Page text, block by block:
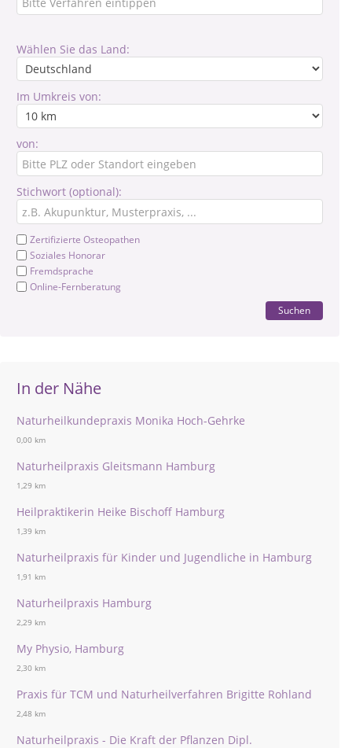
Wählen Sie das Land:
Im Umkreis von:
von:
Stichwort (optional):
Zertifizierte Osteopathen
Soziales Honorar
Fremdsprache
Online-Fernberatung
Suchen
In der Nähe
Naturheilkundepraxis Monika Hoch-Gehrke
0,00 km
Naturheilpraxis Gleitsmann Hamburg
1,29 km
Heilpraktikerin Heike Bischoff Hamburg
1,39 km
Naturheilpraxis für Kinder und Jugendliche in Hamburg
1,91 km
Naturheilpraxis Hamburg
2,29 km
My Physio, Hamburg
2,30 km
Praxis für TCM und Naturheilverfahren Brigitte Rohland
2,48 km
Naturheilpraxis - Die Kraft der Pflanzen Dipl.